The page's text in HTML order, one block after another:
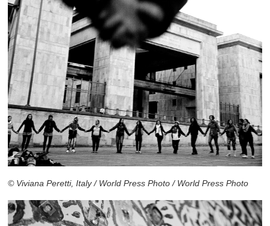
© Viviana Peretti, Italy / World Press Photo / World Press Photo